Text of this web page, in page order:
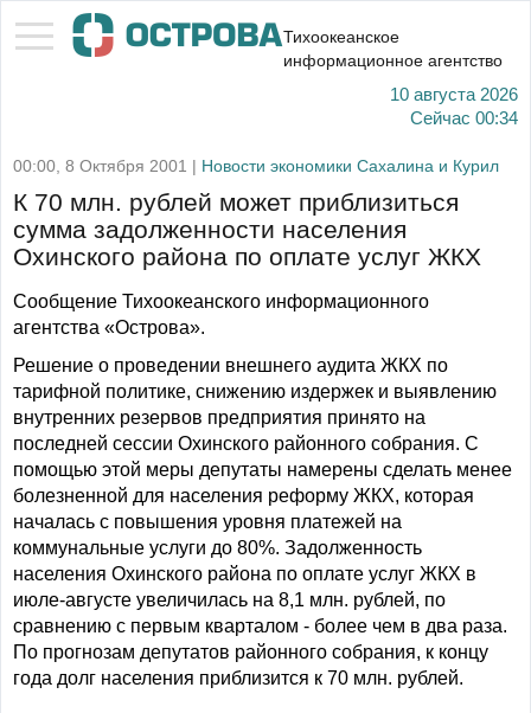
Тихоокеанское
информационное агентство
10 августа 2026
Сейчас 00:34
00:00, 8 Октября 2001 | Новости экономики Сахалина и Курил
К 70 млн. рублей может приблизиться
сумма задолженности населения
Охинского района по оплате услуг ЖКХ
Сообщение Тихоокеанского информационного
агентства «Острова».
Решение о проведении внешнего аудита ЖКХ по
тарифной политике, снижению издержек и выявлению
внутренних резервов предприятия принято на
последней сессии Охинского районного собрания. С
помощью этой меры депутаты намерены сделать менее
болезненной для населения реформу ЖКХ, которая
началась с повышения уровня платежей на
коммунальные услуги до 80%. Задолженность
населения Охинского района по оплате услуг ЖКХ в
июле-августе увеличилась на 8,1 млн. рублей, по
сравнению с первым кварталом - более чем в два раза.
По прогнозам депутатов районного собрания, к концу
года долг населения приблизится к 70 млн. рублей.